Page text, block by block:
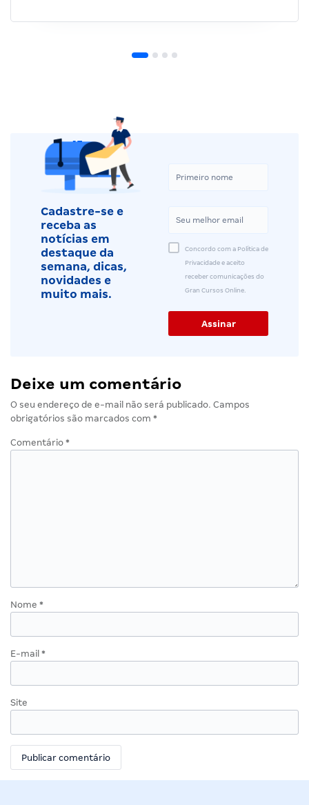
Cadastre-se e
receba as
notícias em
destaque da
semana, dicas,
novidades e
muito mais.
Concordo com a Política de
Privacidade e aceito
receber comunicações do
Gran Cursos Online.
Deixe um comentário
O seu endereço de e-mail não será publicado. Campos
obrigatórios são marcados com *
Comentário *
Nome *
E-mail *
Site